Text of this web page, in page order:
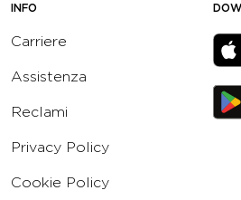
INFO
Carriere
Assistenza
Reclami
Privacy Policy
Cookie Policy